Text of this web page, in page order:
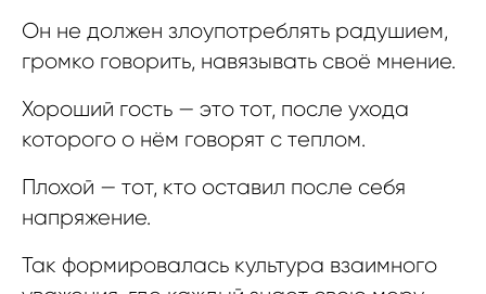
Он не должен злоупотреблять радушием,
громко говорить, навязывать своё мнение.
Хороший гость — это тот, после ухода
которого о нём говорят с теплом.
Плохой — тот, кто оставил после себя
напряжение.
Так формировалась культура взаимного